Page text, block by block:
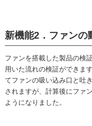
新機能2．ファンの
ファンを搭載した製品の検
用いた流れの検証ができま
てファンの吸い込み口と吐
されますが、計算後にファ
ようになりました。